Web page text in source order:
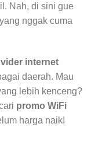
Nah, di sini gue
yang nggak cuma
internet
daerah. Mau
lebih kenceng?
promo WiFi
harga naik!